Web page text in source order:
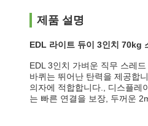
제품 설명
EDL 라이트 듀이 3인치 70kg
EDL 3인치 가벼운 직무 스레
바퀴는 뛰어난 탄력을 제공합
의자에 적합합니다., 디스플레
는 빠른 연결을 보장, 두꺼운